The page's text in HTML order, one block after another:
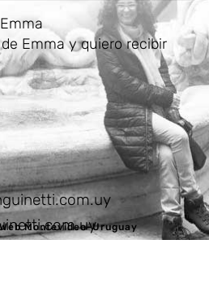
Emma y quiero recibir
Montevideo-Uruguay